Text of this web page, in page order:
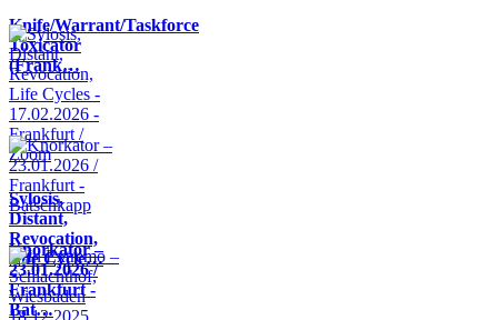
Knife/Warrant/Taskforce
Toxicator
(Frank…
Sylosis,
Distant,
Revocation,
Life Cycle…
Knorkator –
23.01.2026 /
Frankfurt -
Bat…